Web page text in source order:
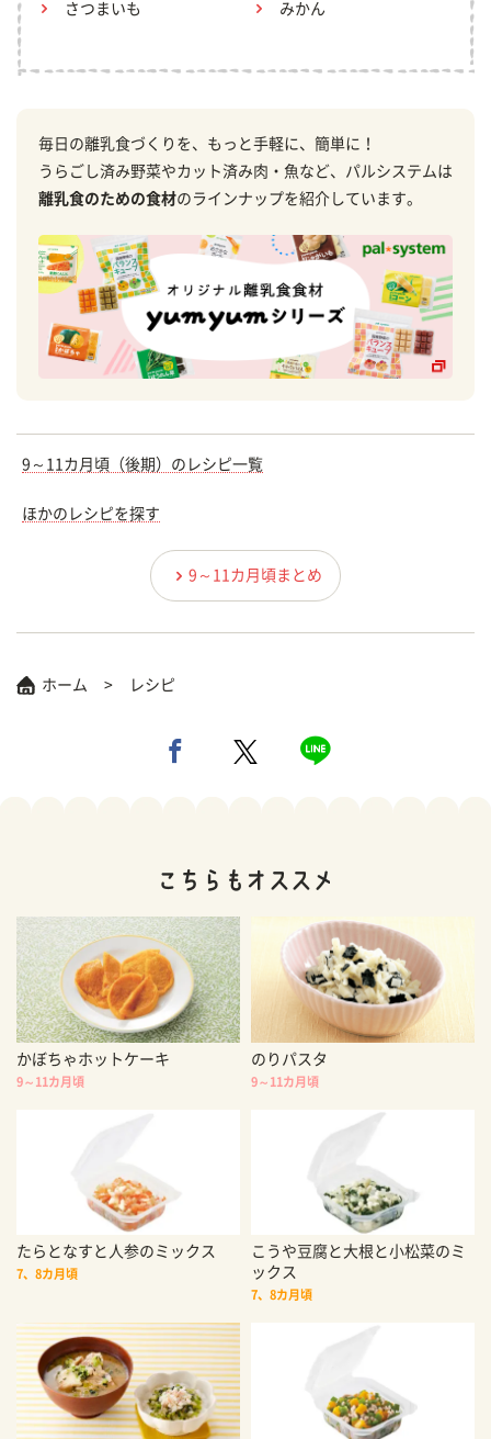
さつまいも みかん
毎日の離乳食づくりを、もっと手軽に、簡単に！
うらごし済み野菜やカット済み肉・魚など、パルシステムは
離乳食のための食材のラインナップを紹介しています。
9～11カ月頃（後期）のレシピ一覧
ほかのレシピを探す
9～11カ月頃まとめ
ホーム レシピ
かぼちゃホットケーキ
9～11カ月頃
のりパスタ
9～11カ月頃
たらとなすと人参のミックス
7、8カ月頃
こうや豆腐と大根と小松菜のミ
ックス
7、8カ月頃